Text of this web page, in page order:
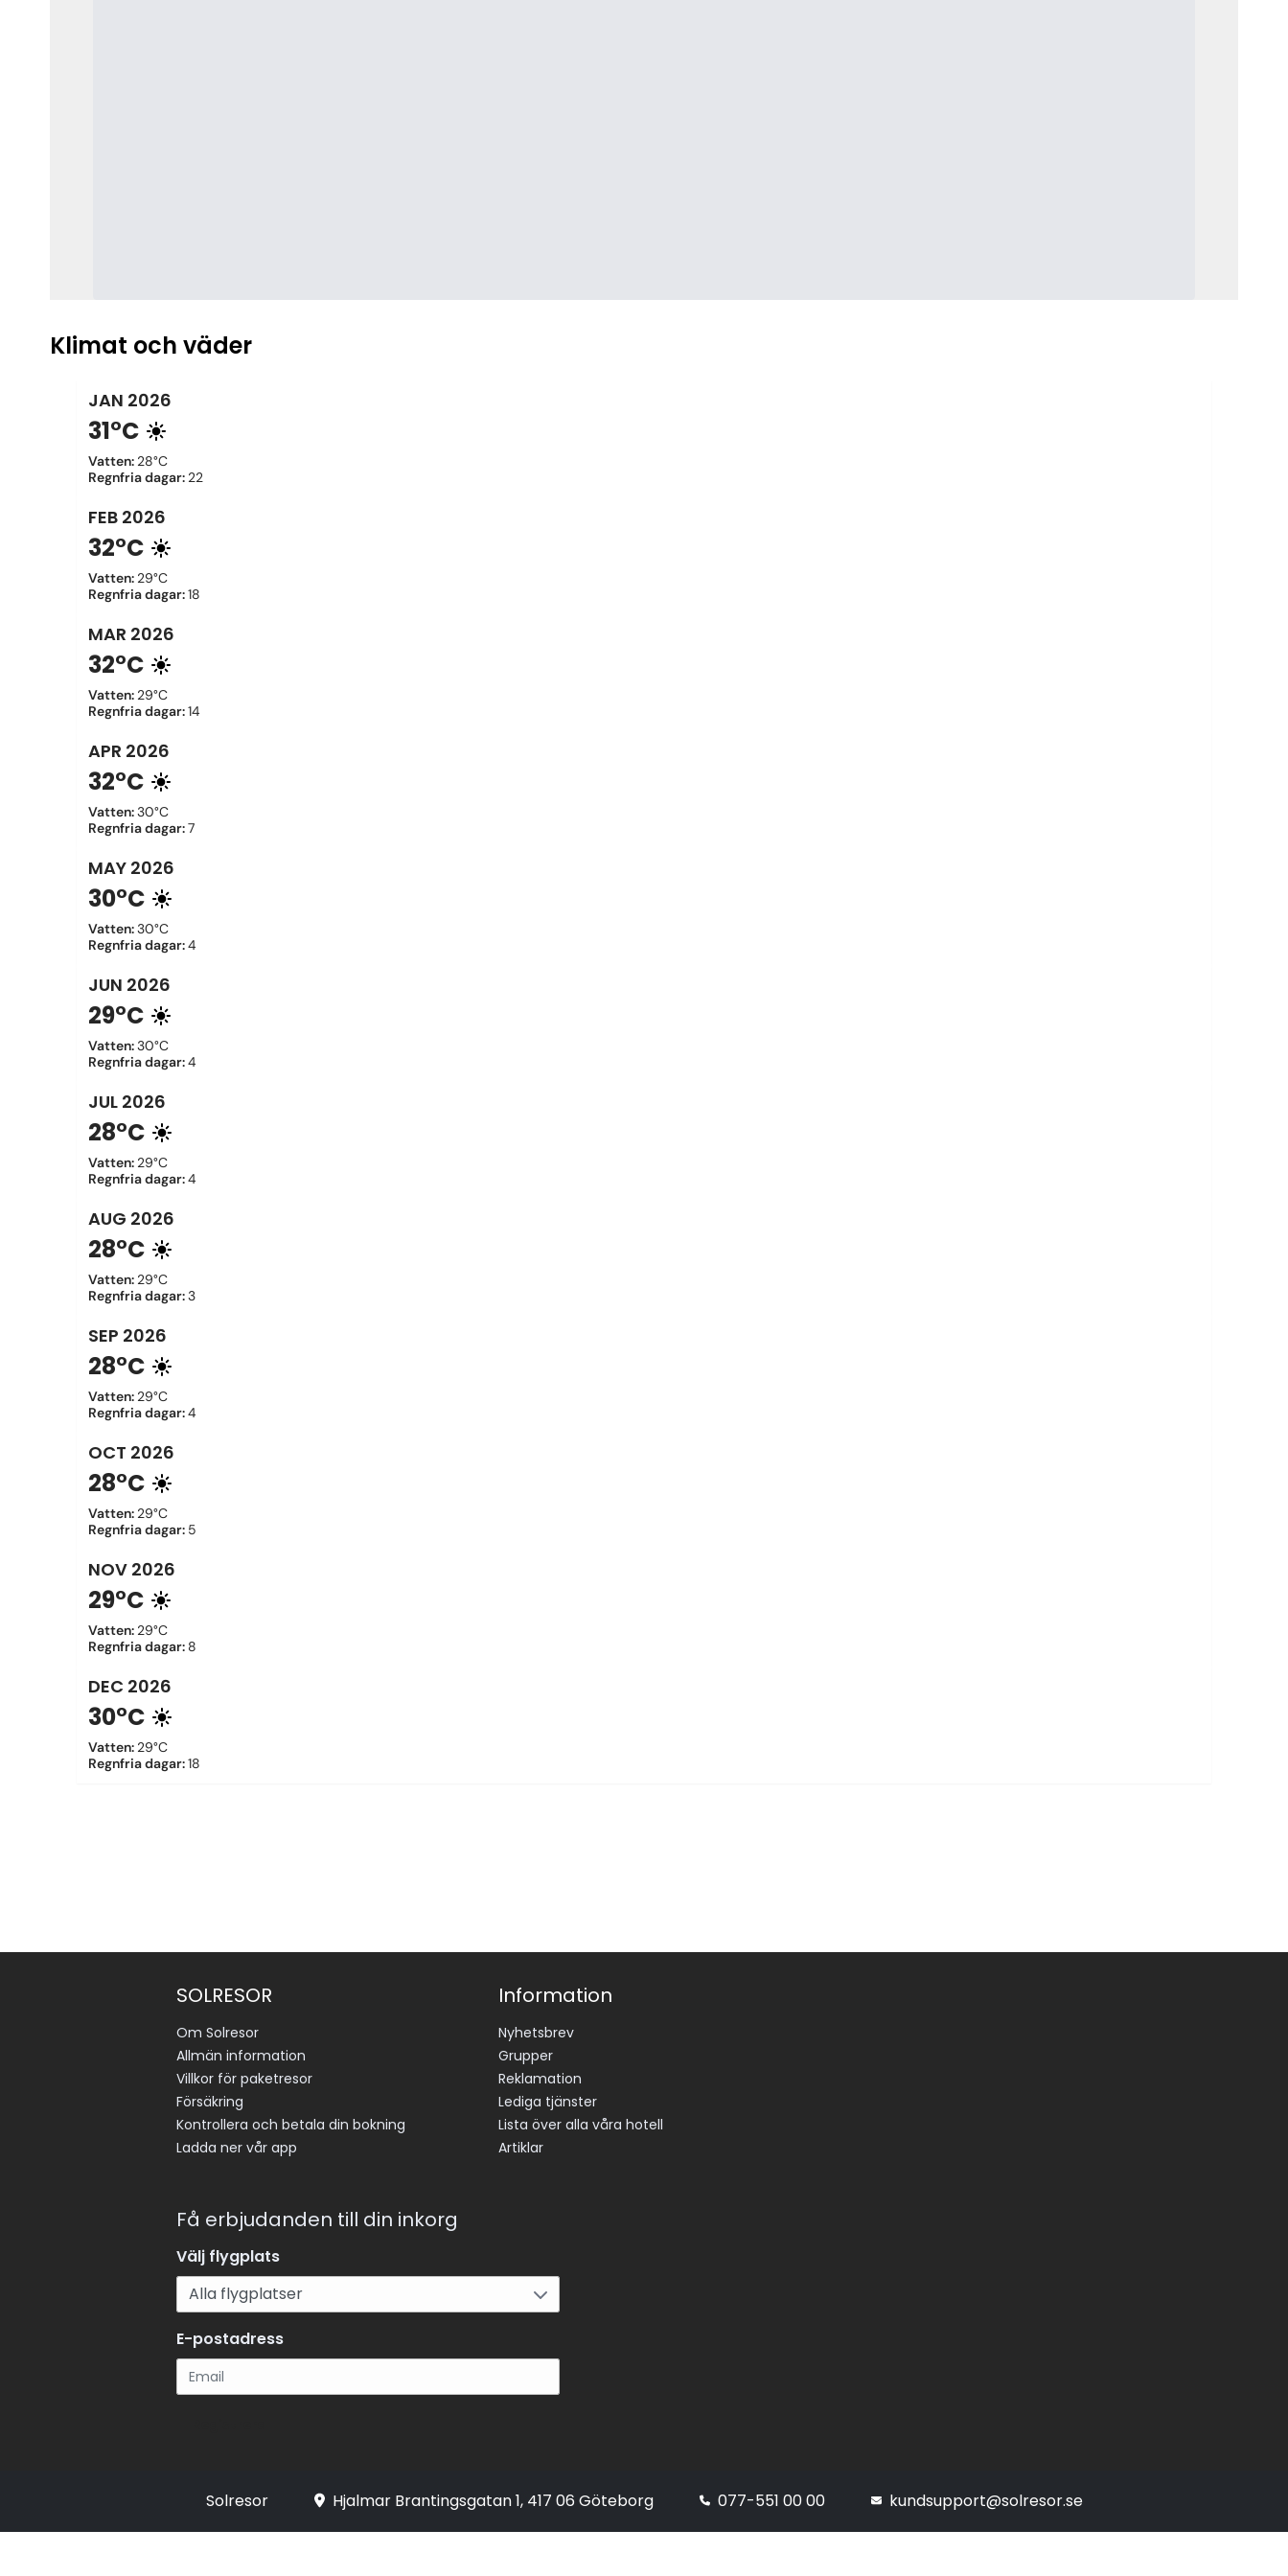
Klimat och väder
JAN 2026
31°C
Vatten: 28°C
Regnfria dagar: 22
FEB 2026
32°C
Vatten: 29°C
Regnfria dagar:18
MAR 2026
32°C
Vatten: 29°C
Regnfria dagar:14
APR 2026
32°C
Vatten:30°C
Regnfria dagar:7
MAY 2026
30°C
Vatten:30°C
Regnfria dagar:4
JUN 2026
29°C
Vatten:30°C
Regnfria dagar:4
JUL 2026
28°C
Vatten: 29°C
Regnfria dagar:4
AUG 2026
28°C
Vatten: 29°C
Regnfria dagar:3
SEP 2026
28°C
Vatten: 29°C
Regnfria dagar:4
OCT 2026
28°C
Vatten: 29°C
Regnfria dagar: 5
NOV 2026
29°C
Vatten: 29°C
Regnfria dagar: 8
DEC 2026
30°C
Vatten: 29°C
Regnfria dagar:18
SOLRESOR
Om Solresor
Allmän information
Villkor för paketresor
Försäkring
Kontrollera och betala din bokning
Ladda ner vår app
Information
Nyhetsbrev
Grupper
Reklamation
Lediga tjänster
Lista över alla våra hotell
Artiklar
Få erbjudanden till din inkorg
Välj flygplats
E-postadress
Solresor Hjalmar Brantingsgatan 1, 417 06 Göteborg 077-551 00 00 kundsupport@solresor.se